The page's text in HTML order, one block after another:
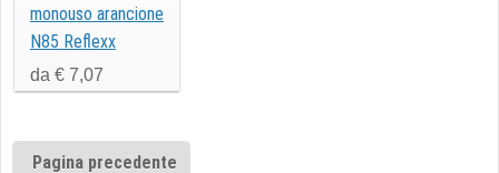
monouso arancione
N85 Reflexx
da € 7,07
Pagina precedente